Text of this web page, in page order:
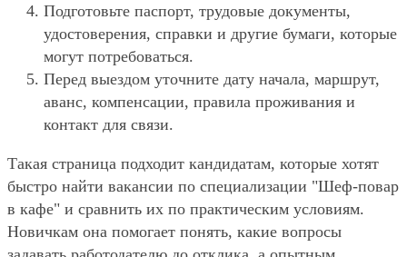
Подготовьте паспорт, трудовые документы,
удостоверения, справки и другие бумаги, которые
могут потребоваться.
Перед выездом уточните дату начала, маршрут,
аванс, компенсации, правила проживания и
контакт для связи.
Такая страница подходит кандидатам, которые хотят
быстро найти вакансии по специализации "Шеф-повар
в кафе" и сравнить их по практическим условиям.
Новичкам она помогает понять, какие вопросы